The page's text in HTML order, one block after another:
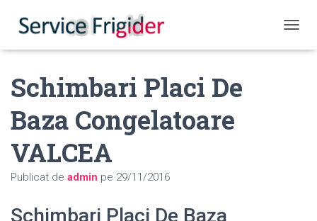
Schimbari Placi De
Baza Congelatoare
VALCEA
Publicat de admin pe 29/11/2016
Schimbari Placi De Baza